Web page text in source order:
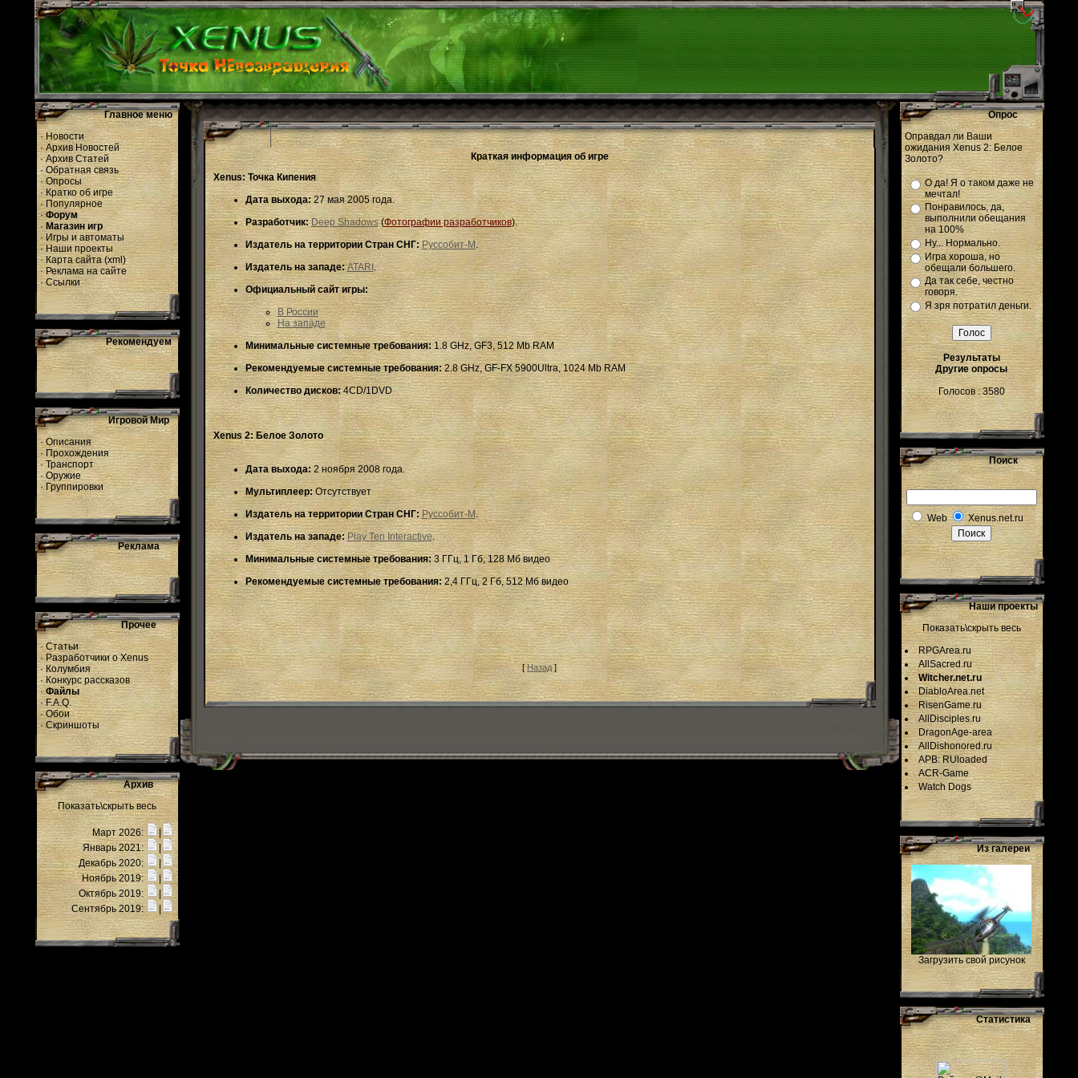
Главное меню
·Новости
·Архив Новостей
·Архив Статей
·Обратная связь
·Опросы
·Кратко об игре
· Популярное
· Форум
·Магазин игр
· Игры и автоматы
·Наши проекты
·Карта сайта(xml )
·Реклама на сайте
·Ссылки
Рекомендуем
Игровой Мир
·Описания
·Прохождения
·Транспорт
·Оружие
·Группировки
Реклама
Прочее
·Статьи
·Разработчики о Xenus
·Колумбия
·Конкурс рассказов
·Файлы
·F.A.Q.
· Обои
· Скриншоты
Архив
Показать\скрыть весь
Март 2026:
|
Январь 2021:
|
Декабрь 2020:
|
Ноябрь 2019:
Октябрь 2019:
Сентябрь 2019:
Краткая информация об игре
Xenus: Точка Кипения
Дата выхода:27 мая 2005 года.
Разработчик: Deep Shadows(Фотографии разработчиков).
Издатель на территории Стран СНГ: Руссобит-М.
Издатель на западе: ATARI.
Официальный сайт игры:
В России
На западе
Минимальные системные требования:1.8 GHz, GF3, 512 Mb RAM
Рекомендуемые системные требования:2.8 GHz, GF-FX 5900Ultra, 1024 Mb RAM
Количество дисков:4CD/1DVD
Xenus 2: Белое Золото
Дата выхода:2 ноября 2008 года.
Мультиплеер: Отсутствует
Издатель на территории Стран СНГ: Руссобит-М.
Издатель на западе: Play Ten Interactive.
Минимальные системные требования:3 ГГц, 1 Гб, 128 Мб видео
Рекомендуемые системные требования:2,4 ГГц, 2 Гб, 512 Мб видео
[Назад]
Опрос
Оправдал ли Ваши
ожидания Xenus 2: Белое
Золото?
О да! Я о таком даже не
мечтал!
Понравилось, да,
выполнили обещания
на 100%
Ну... Нормально.
Игра хороша, но
обещали большего.
Да так себе, честно
говоря.
Я зря потратил деньги.
Результаты
Другие опросы
Голосов : 3580
Поиск
Web Xenus.net.ru
Наши проекты
Показать\скрыть весь
RPGArea.ru
AllSacred.ru
Witcher.net.ru
DiabloArea.net
RisenGame.ru
AllDisciples.ru
DragonAge-area
AllDishonored.ru
APB: RUloaded
ACR-Game
Watch Dogs
Из галереи
Загрузить свой рисунок
Статистика